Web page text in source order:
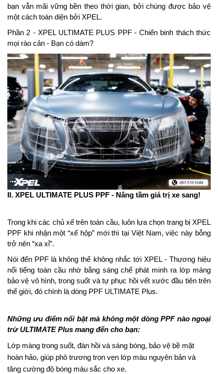
bạn vẫn mãi vững bền theo thời gian, bởi chúng được bảo vệ
một cách toàn diện bởi XPEL.
Phần 2 - XPEL ULTIMATE PLUS PPF - Chiến binh thách thức
mọi rào cản - Bạn có dám?
II. XPEL ULTIMATE PLUS PPF - Nâng tầm giá trị xe sang!
Trong khi các chủ xế trên toàn cầu, luôn lựa chọn trang bị XPEL
PPF khi nhận một “xế hộp” mới thì tại Việt Nam, việc này bỗng
trở nên “xa xỉ”.
Nói đến PPF là không thể không nhắc tới XPEL - Thương hiệu
nổi tiếng toàn cầu nhờ bằng sáng chế phát minh ra lớp màng
bảo vệ vô hình, trong suốt và tự phục hồi vết xước đầu tiên trên
thế giới, đó chính là dòng PPF ULTIMATE Plus.
Những ưu điểm nổi bật mà không một dòng PPF nào ngoại
trừ ULTIMATE Plus mang đến cho bạn:
Lớp màng trong suốt, đàn hồi và sáng bóng, bảo vệ bề mặt
hoàn hảo, giúp phô trương trọn vẹn lớp màu nguyên bản và
tăng cường độ bóng màu sắc cho xe.